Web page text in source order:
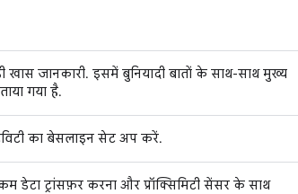
जानकारी. इसमें बुनियादी बातों के साथ-साथ मुख्य
गया है.
का बेसलाइन सेट अप करें.
डेटा ट्रांसफ़र करना और प्रॉक्सिमिटी सेंसर के साथ